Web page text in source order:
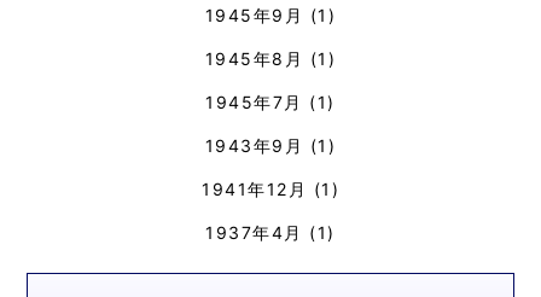
1945年9月 (1)
1945年8月 (1)
1945年7月 (1)
1943年9月 (1)
1941年12月 (1)
1937年4月 (1)